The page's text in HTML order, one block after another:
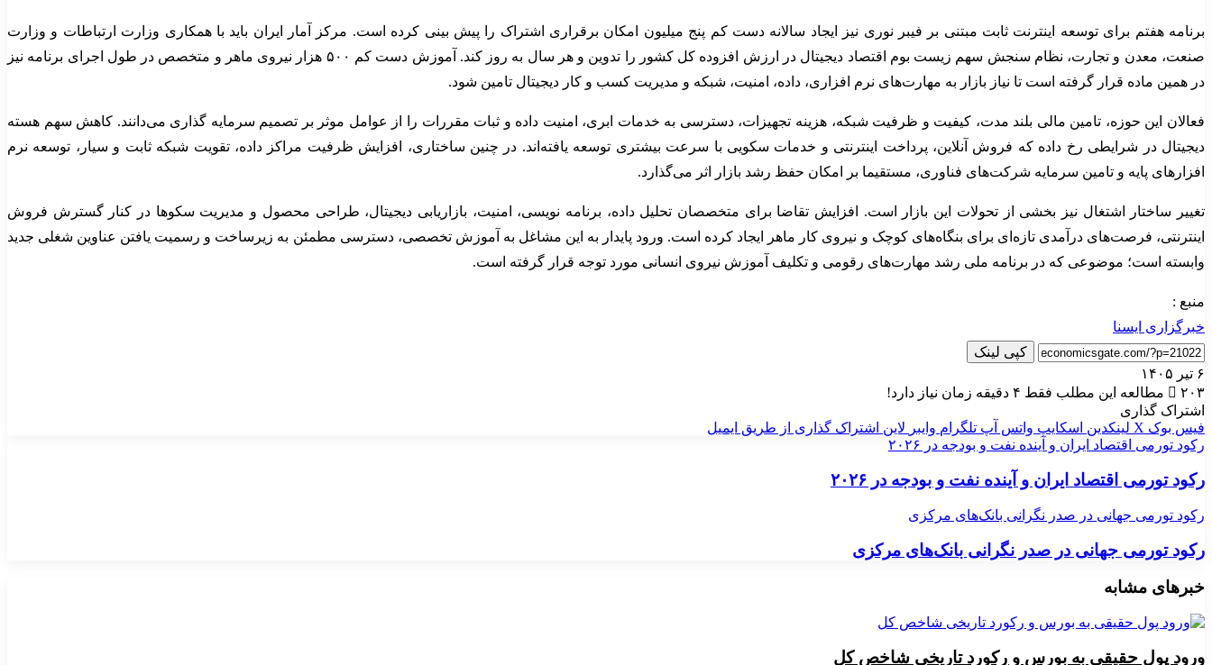
برنامه هفتم برای توسعه اینترنت ثابت مبتنی بر فیبر نوری نیز ایجاد سالانه دست کم پنج میلیون امکان برقراری اشتراک را پیش بینی کرده است. مرکز آمار ایران باید با همکاری وزارت ارتباطات و وزارت
صنعت، معدن و تجارت، نظام سنجش سهم زیست بوم اقتصاد دیجیتال در ارزش افزوده کل کشور را تدوین و هر سال به روز کند. آموزش دست کم ۵۰۰ هزار نیروی ماهر و متخصص در طول اجرای برنامه نیز
در همین ماده قرار گرفته است تا نیاز بازار به مهارت‌های نرم افزاری، داده، امنیت، شبکه و مدیریت کسب و کار دیجیتال تامین شود.
فعالان این حوزه، تامین مالی بلند مدت، کیفیت و ظرفیت شبکه، هزینه تجهیزات، دسترسی به خدمات ابری، امنیت داده و ثبات مقررات را از عوامل موثر بر تصمیم سرمایه گذاری می‌دانند. کاهش سهم هسته
دیجیتال در شرایطی رخ داده که فروش آنلاین، پرداخت اینترنتی و خدمات سکویی با سرعت بیشتری توسعه یافته‌اند. در چنین ساختاری، افزایش ظرفیت مراکز داده، تقویت شبکه ثابت و سیار، توسعه نرم
افزارهای پایه و تامین سرمایه شرکت‌های فناوری، مستقیما بر امکان حفظ رشد بازار اثر می‌گذارد.
تغییر ساختار اشتغال نیز بخشی از تحولات این بازار است. افزایش تقاضا برای متخصصان تحلیل داده، برنامه نویسی، امنیت، بازاریابی دیجیتال، طراحی محصول و مدیریت سکوها در کنار گسترش فروش
اینترنتی، فرصت‌های درآمدی تازه‌ای برای بنگاه‌های کوچک و نیروی کار ماهر ایجاد کرده است. ورود پایدار به این مشاغل به آموزش تخصصی، دسترسی مطمئن به زیرساخت و رسمیت یافتن عناوین شغلی جدید
وابسته است؛ موضوعی که در برنامه ملی رشد مهارت‌های رقومی و تکلیف آموزش نیروی انسانی مورد توجه قرار گرفته است.
منبع :
خبرگزاری ایسنا
کپی لینک
۶ تیر ۱۴۰۵
۲۰۳
مطالعه این مطلب فقط ۴ دقیقه زمان نیاز دارد!
اشتراک گذاری
فیس بوک X لینکدین اسکایپ واتس آپ تلگرام وایبر لاین اشتراک گذاری از طریق ایمیل
رکود تورمی اقتصاد ایران و آینده نفت و بودجه در ۲۰۲۶
رکود تورمی اقتصاد ایران و آینده نفت و بودجه در ۲۰۲۶
رکود تورمی جهانی در صدر نگرانی بانک‌های مرکزی
رکود تورمی جهانی در صدر نگرانی بانک‌های مرکزی
خبرهای مشابه
ورود پول حقیقی به بورس و رکورد تاریخی شاخص کل